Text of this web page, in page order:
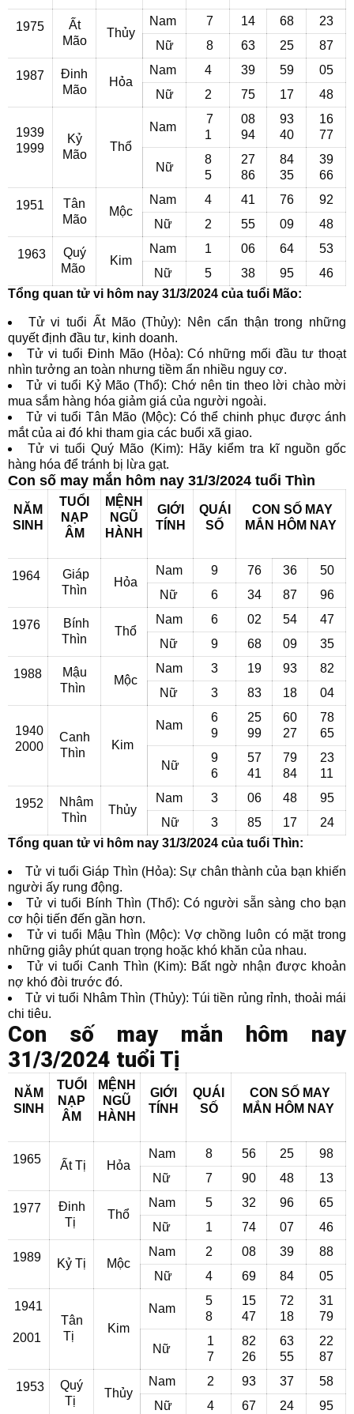
1975
Ất
Mão
Thủy
Nam 7 14 68
23
Nữ
8 63 25 87
1987
Đinh
Mão
Hỏa
Nam 4 39 59
05
Nữ
2 75 17 48
1939
1999
Kỷ
Mão
Thổ
Nam
7
1
08
94
93
40
16
77
Nữ
8
5
27
86
84
35
39
66
1951
Tân
Mão
Mộc
Nam 4 41 76
92
Nữ
2 55 09 48
1963
Quý
Mão
Kim
Nam 1 06 64
53
Nữ
5 38 95
46
Tổng quan tử vi hôm nay 31/3/2024 của tuổi Mão:
Tử vi tuổi Ất Mão (Thủy): Nên cẩn thận trong những
quyết định đầu tư, kinh doanh.
Tử vi tuổi Đinh Mão (Hỏa): Có những mối đầu tư thoạt
nhìn tưởng an toàn nhưng tiềm ẩn nhiều nguy cơ.
Tử vi tuổi Kỷ Mão (Thổ): Chớ nên tin theo lời chào mời
mua sắm hàng hóa giảm giá của người ngoài.
Tử vi tuổi Tân Mão (Mộc): Có thể chinh phục được ánh
mắt của ai đó khi tham gia các buổi xã giao.
Tử vi tuổi Quý Mão (Kim): Hãy kiểm tra kĩ nguồn gốc
hàng hóa để tránh bị lừa gạt.
Con số may mắn hôm nay 31/3/2024 tuổi Thìn
NĂM
SINH
TUỔI
NẠP
ÂM
MỆNH
NGŨ
HÀNH
GIỚI
TÍNH
QUÁI
SỐ
CON SỐ MAY
MẮN HÔM NAY
1964
Giáp
Thìn
Hỏa
Nam 9 76 36
50
Nữ
6 34 87 96
1976
Bính
Thìn
Thổ
Nam 6 02 54
47
Nữ
9 68 09 35
1988
Mậu
Thìn
Mộc
Nam 3 19 93
82
Nữ
3 83 18 04
1940
2000
Canh
Thìn
Kim
Nam
6
9
25
99
60
27
78
65
Nữ
9
6
57
41
79
84
23
11
1952
Nhâm
Thìn
Thủy
Nam 3 06 48
95
Nữ
3 85 17
24
Tổng quan tử vi hôm nay 31/3/2024 của tuổi Thìn:
Tử vi tuổi Giáp Thìn (Hỏa): Sự chân thành của bạn khiến
người ấy rung động.
Tử vi tuổi Bính Thìn (Thổ): Có người sẵn sàng cho bạn
cơ hội tiến đến gần hơn.
Tử vi tuổi Mậu Thìn (Mộc): Vợ chồng luôn có mặt trong
những giây phút quan trọng hoặc khó khăn của nhau.
Tử vi tuổi Canh Thìn (Kim): Bất ngờ nhận được khoản
nợ khó đòi trước đó.
Tử vi tuổi Nhâm Thìn (Thủy): Túi tiền rủng rỉnh, thoải mái
chi tiêu.
Con số may mắn hôm nay
31/3/2024 tuổi Tị
NĂM
SINH
TUỔI
NẠP
ÂM
MỆNH
NGŨ
HÀNH
GIỚI
TÍNH
QUÁI
SỐ
CON SỐ MAY
MẮN HÔM NAY
1965 Ất Tị Hỏa
Nam 8 56 25
98
Nữ
7 90 48 13
1977
Đinh
Tị
Thổ
Nam 5 32 96
65
Nữ
1 74 07 46
1989 Kỷ Tị Mộc
Nam 2 08 39
88
Nữ
4 69 84 05
1941
2001
Tân
Tị
Kim
Nam
5
8
15
47
72
18
31
79
Nữ
1
7
82
26
63
55
22
87
1953
Quý
Tị
Thủy
Nam 2 93 37
58
Nữ
4 67 24
95